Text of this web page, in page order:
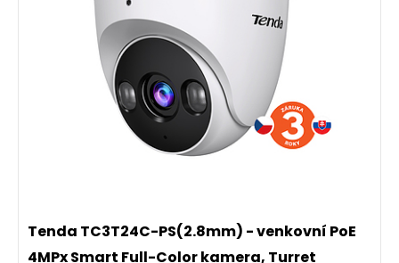
Tenda TC3T24C-PS(2.8mm) - venkovní PoE
4MPx Smart Full-Color kamera, Turret